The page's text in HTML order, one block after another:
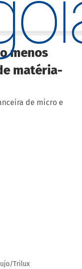
menos
matéria-
de micro e
Trilux